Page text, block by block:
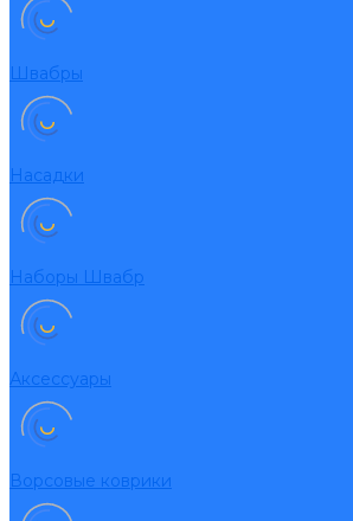
Швабры
Насадки
Наборы Швабр
Аксессуары
Ворсовые коврики